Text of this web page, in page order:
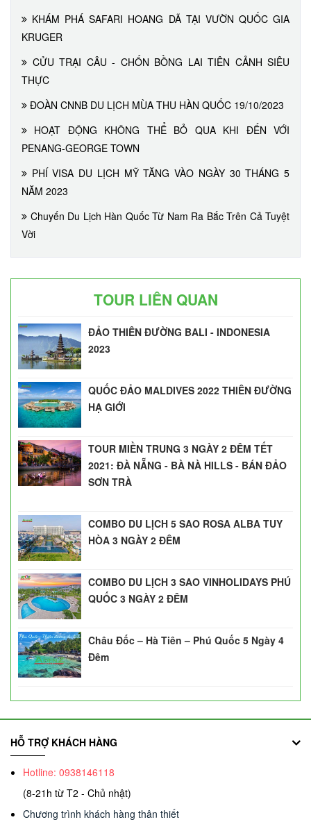
KHÁM PHÁ SAFARI HOANG DÃ TẠI VƯỜN QUỐC GIA
KRUGER
CỬU TRẠI CÂU - CHỐN BỒNG LAI TIÊN CẢNH SIÊU
THỰC
ĐOÀN CNNB DU LỊCH MÙA THU HÀN QUỐC 19/10/2023
HOẠT ĐỘNG KHÔNG THỂ BỎ QUA KHI ĐẾN VỚI
PENANG-GEORGE TOWN
PHÍ VISA DU LỊCH MỸ TĂNG VÀO NGÀY 30 THÁNG 5
NĂM 2023
Chuyến Du Lịch Hàn Quốc Từ Nam Ra Bắc Trên Cả Tuyệt
Vời
TOUR LIÊN QUAN
ĐẢO THIÊN ĐƯỜNG BALI - INDONESIA
2023
QUỐC ĐẢO MALDIVES 2022 THIÊN ĐƯỜNG
HẠ GIỚI
TOUR MIỀN TRUNG 3 NGÀY 2 ĐÊM TẾT
2021: ĐÀ NẴNG - BÀ NÀ HILLS - BÁN ĐẢO
SƠN TRÀ
COMBO DU LỊCH 5 SAO ROSA ALBA TUY
HÒA 3 NGÀY 2 ĐÊM
COMBO DU LỊCH 3 SAO VINHOLIDAYS PHÚ
QUỐC 3 NGÀY 2 ĐÊM
Châu Đốc – Hà Tiên – Phú Quốc 5 Ngày 4
Đêm
HỖ TRỢ KHÁCH HÀNG
Hotline: 0938146118
(8-21h từ T2 - Chủ nhật)
Chương trình khách hàng thân thiết